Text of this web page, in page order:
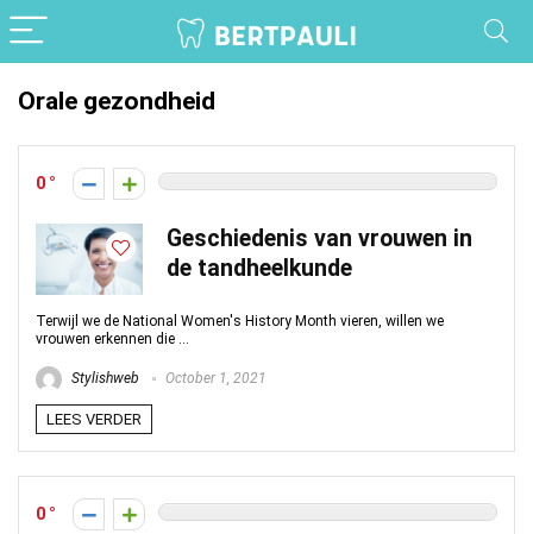
Orale gezondheid
0
Geschiedenis van vrouwen in
de tandheelkunde
Terwijl we de National Women's History Month vieren, willen we
vrouwen erkennen die ...
Stylishweb October 1, 2021
LEES VERDER
0